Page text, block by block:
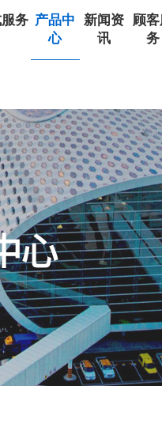
务 产品中
心
新闻资
讯
顾
务